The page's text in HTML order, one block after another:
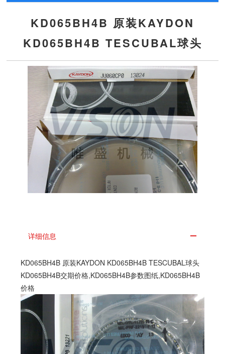
KD065BH4B 原装KAYDON
KD065BH4B TESCUBAL球头
详细信息
KD065BH4B 原装KAYDON KD065BH4B TESCUBAL球头
KD065BH4B交期价格,KD065BH4B参数图纸,KD065BH4B
价格